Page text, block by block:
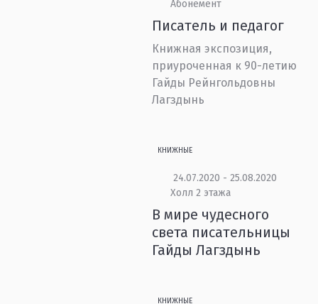
Абонемент
Писатель и педагог
Книжная экспозиция,
приуроченная к 90-летию
Гайды Рейнгольдовны
Лагздынь
КНИЖНЫЕ
24.07.2020 - 25.08.2020
Холл 2 этажа
В мире чудесного
света писательницы
Гайды Лагздынь
КНИЖНЫЕ